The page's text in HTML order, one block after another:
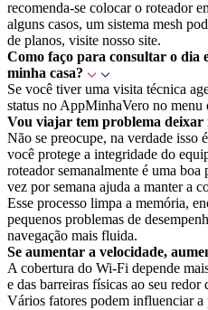
recomenda-se colocar o roteador
alguns casos, um sistema mesh
de planos, visite nosso site.
Como faço para consultar o dia
minha casa?
Se você tiver uma visita técnica
status no AppMinhaVero no menu
Vou viajar tem problema deixar
Não se preocupe, na verdade isso
você protege a integridade do
roteador semanalmente é uma
vez por semana ajuda a manter a
Esse processo limpa a memória,
pequenos problemas de
navegação mais fluida.
Se aumentar a velocidade,
A cobertura do Wi-Fi depende
e das barreiras físicas ao seu
Vários fatores podem influenciar